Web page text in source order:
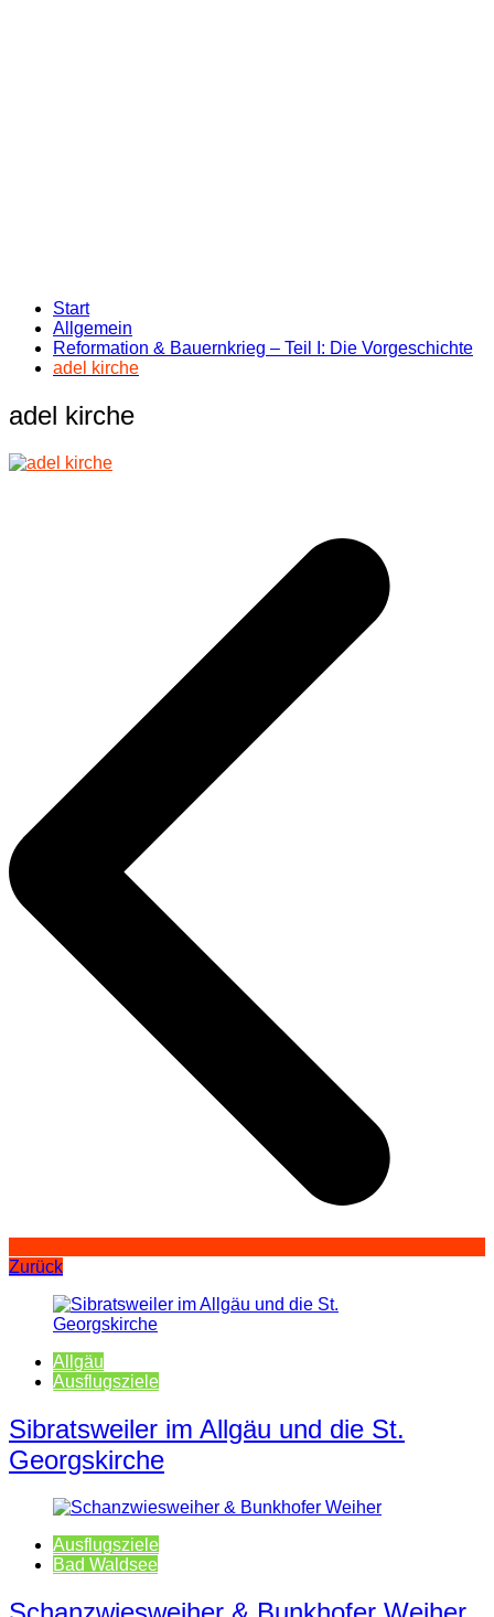
Start
Allgemein
Reformation & Bauernkrieg – Teil I: Die Vorgeschichte
adel kirche
adel kirche
Zurück
Allgäu
Ausflugsziele
Sibratsweiler im Allgäu und die St.
Georgskirche
Ausflugsziele
Bad Waldsee